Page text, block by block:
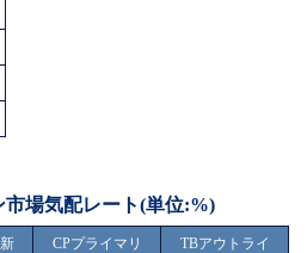
市場気配レート(単位:%)
CPプライマリ
TBアウトライ